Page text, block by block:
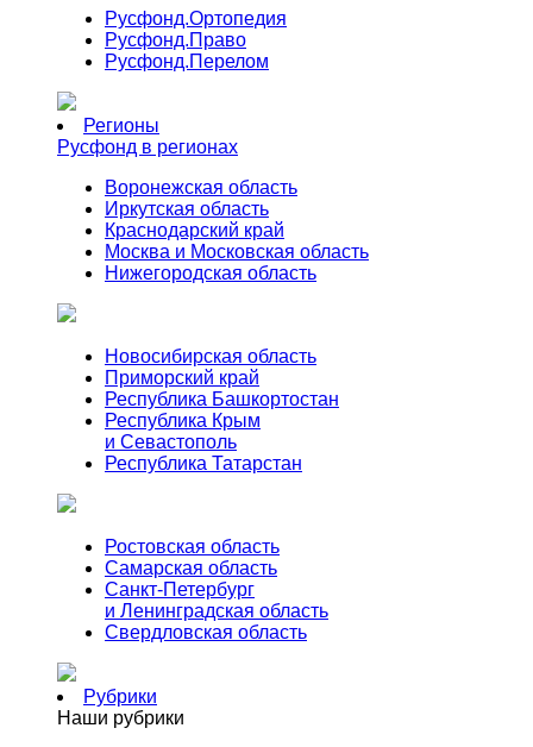
Русфонд.Ортопедия
Русфонд.Право
Русфонд.Перелом
Регионы
Русфонд в регионах
Воронежская область
Иркутская область
Краснодарский край
Москва и Московская область
Нижегородская область
Новосибирская область
Приморский край
Республика Башкортостан
Республика Крым
и Севастополь
Республика Татарстан
Ростовская область
Самарская область
Санкт-Петербург
и Ленинградская область
Свердловская область
Рубрики
Наши рубрики